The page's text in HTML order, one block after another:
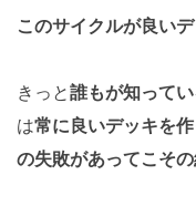
このサイクルが良い
きっと誰もが知って
は常に良いデッキを
の失敗があってこそ